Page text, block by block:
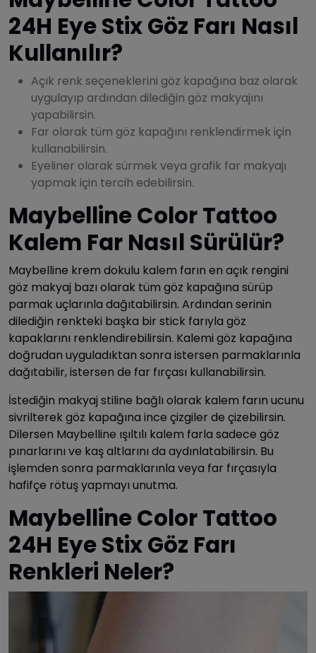
24H Eye Stix Göz Farı Nasıl
Kullanılır?
Açık renk seçeneklerini göz kapağına baz olarak
uygulayıp ardından dilediğin göz makyajını
yapabilirsin.
Far olarak tüm göz kapağını renklendirmek için
kullanabilirsin.
Eyeliner olarak sürmek veya grafik far makyajı
yapmak için tercih edebilirsin.
Maybelline Color Tattoo
Kalem Far Nasıl Sürülür?
Maybelline krem dokulu kalem farın en açık rengini
göz makyaj bazı olarak tüm göz kapağına sürüp
parmak uçlarınla dağıtabilirsin. Ardından serinin
dilediğin renkteki başka bir stick farıyla göz
kapaklarını renklendirebilirsin. Kalemi göz kapağına
doğrudan uyguladıktan sonra istersen parmaklarınla
dağıtabilir, istersen de far fırçası kullanabilirsin.
İstediğin makyaj stiline bağlı olarak kalem farın ucunu
sivrilterek göz kapağına ince çizgiler de çizebilirsin.
Dilersen Maybelline ışıltılı kalem farla sadece göz
pınarlarını ve kaş altlarını da aydınlatabilirsin. Bu
işlemden sonra parmaklarınla veya far fırçasıyla
hafifçe rötuş yapmayı unutma.
Maybelline Color Tattoo
24H Eye Stix Göz Farı
Renkleri Neler?